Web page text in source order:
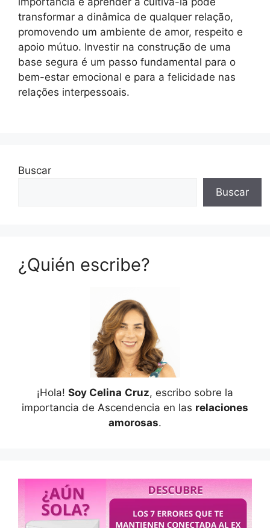
transformar a dinâmica de qualquer relação,
promovendo um ambiente de amor, respeito e
apoio mútuo. Investir na construção de uma
base segura é um passo fundamental para o
bem-estar emocional e para a felicidade nas
relações interpessoais.
Buscar
Buscar
¿Quién escribe?
¡Hola! Soy Celina Cruz, escribo sobre la
importancia de Ascendencia en las relaciones
amorosas.